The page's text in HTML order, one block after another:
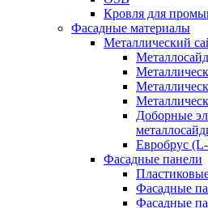
Кровля для
Фасадные материалы
Металлический
Доборные
Евробрус
Фасадные панели
Фасадные
Фасадные